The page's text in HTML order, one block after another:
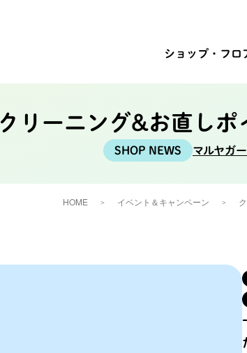
ショップ・ フロ
クリーニング&お直し
マルヤガ
HOME イベント＆キャンペーン